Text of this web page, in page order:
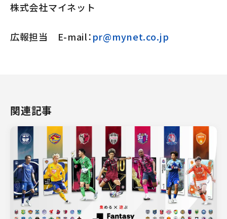
株式会社マイネット
広報担当 E-mail：pr@mynet.co.jp
関連記事